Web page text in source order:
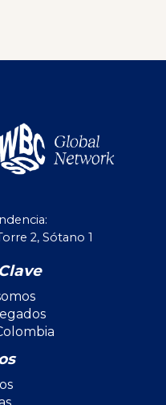
2, Sótano 1